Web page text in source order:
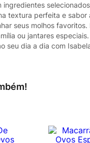
ingredientes
textura perfeita e sabor
seus molhos favoritos.
ou jantares
seu dia a dia com